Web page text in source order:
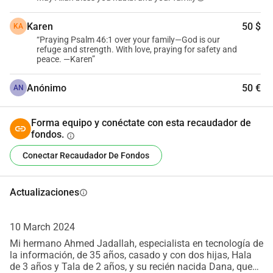
KA Karen 50 $
“Praying Psalm 46:1 over your family—God is our
refuge and strength. With love, praying for safety and
peace. —Karen”
AN Anónimo 50 €
Forma equipo y conéctate con esta recaudador de
fondos. info
Conectar Recaudador De Fondos
Actualizacionesinfo
10 March 2024
Mi hermano Ahmed Jadallah, especialista en tecnología de
la información, de 35 años, casado y con dos hijas, Hala
de 3 años y Tala de 2 años, y su recién nacida Dana, que